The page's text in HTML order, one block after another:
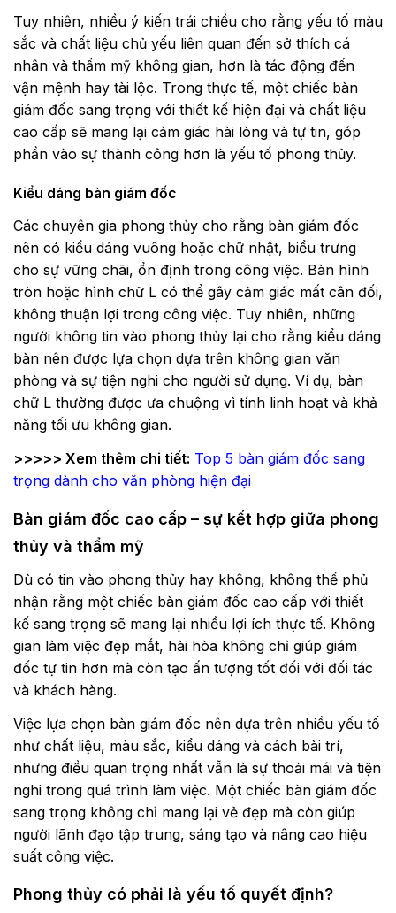
Tuy nhiên, nhiều ý kiến trái chiều cho rằng yếu tố màu
sắc và chất liệu chủ yếu liên quan đến sở thích cá
nhân và thẩm mỹ không gian, hơn là tác động đến
vận mệnh hay tài lộc. Trong thực tế, một chiếc bàn
giám đốc sang trọng với thiết kế hiện đại và chất liệu
cao cấp sẽ mang lại cảm giác hài lòng và tự tin, góp
phần vào sự thành công hơn là yếu tố phong thủy.
Kiểu dáng bàn giám đốc
Các chuyên gia phong thủy cho rằng bàn giám đốc
nên có kiểu dáng vuông hoặc chữ nhật, biểu trưng
cho sự vững chãi, ổn định trong công việc. Bàn hình
tròn hoặc hình chữ L có thể gây cảm giác mất cân đối,
không thuận lợi trong công việc. Tuy nhiên, những
người không tin vào phong thủy lại cho rằng kiểu dáng
bàn nên được lựa chọn dựa trên không gian văn
phòng và sự tiện nghi cho người sử dụng. Ví dụ, bàn
chữ L thường được ưa chuộng vì tính linh hoạt và khả
năng tối ưu không gian.
>>>>> Xem thêm chi tiết: Top 5 bàn giám đốc sang
trọng dành cho văn phòng hiện đại
Bàn giám đốc cao cấp – sự kết hợp giữa phong
thủy và thẩm mỹ
Dù có tin vào phong thủy hay không, không thể phủ
nhận rằng một chiếc bàn giám đốc cao cấp với thiết
kế sang trọng sẽ mang lại nhiều lợi ích thực tế. Không
gian làm việc đẹp mắt, hài hòa không chỉ giúp giám
đốc tự tin hơn mà còn tạo ấn tượng tốt đối với đối tác
và khách hàng.
Việc lựa chọn bàn giám đốc nên dựa trên nhiều yếu tố
như chất liệu, màu sắc, kiểu dáng và cách bài trí,
nhưng điều quan trọng nhất vẫn là sự thoải mái và tiện
nghi trong quá trình làm việc. Một chiếc bàn giám đốc
sang trọng không chỉ mang lại vẻ đẹp mà còn giúp
người lãnh đạo tập trung, sáng tạo và nâng cao hiệu
suất công việc.
Phong thủy có phải là yếu tố quyết định?